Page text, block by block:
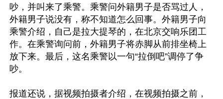
吵，并叫来了乘警。乘警问外籍男子是否骂过人，
外籍男子说没有，称不知道怎么回事。外籍男子向
乘警介绍，自己是拉大提琴的，在北京交响乐团工
作。在乘警询问前，外籍男子将赤脚从前排坐椅上
放下来。最后，这名乘警以一句“拉倒吧”调停了争
吵。
报道还说，据视频拍摄者介绍，在视频拍摄之前，